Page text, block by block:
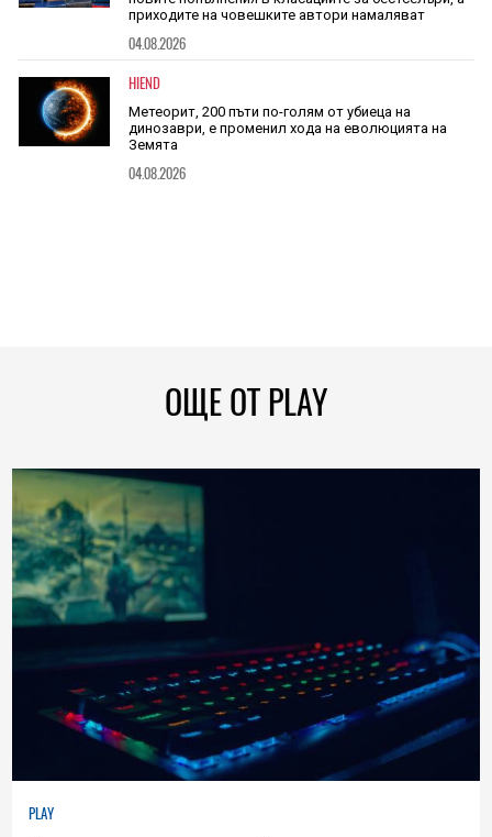
приходите на човешките автори намаляват
04.08.2026
HIEND
Метеорит, 200 пъти по-голям от убиеца на
динозаври, е променил хода на еволюцията на
Земята
04.08.2026
ОЩЕ ОТ PLAY
PLAY